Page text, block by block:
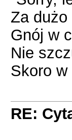
Za dużo
Gnój w
Nie
Skoro
RE: